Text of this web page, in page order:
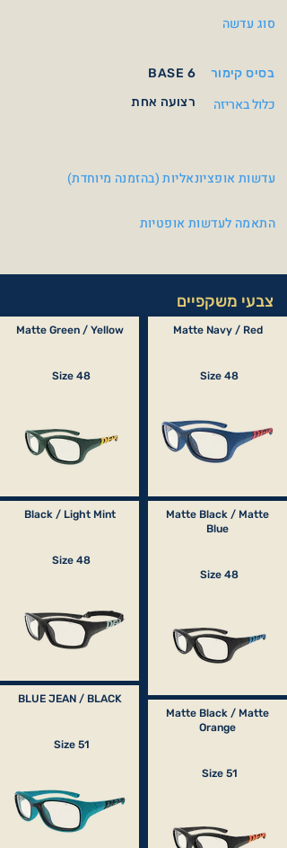
סוג עדשה
BASE 6
בסיס קימור
רצועה אחת
כלול באריזה
עדשות אופציונאליות (בהזמנה מיוחדת)
התאמה לעדשות אופטיות
צבעי משקפיים
Matte Green / Yellow
Size 48
Black / Light Mint
Size 48
BLUE JEAN / BLACK
Size 51
Matte Navy / Red
Size 48
Matte Black / Matte
Blue
Size 48
Matte Black / Matte
Orange
Size 51